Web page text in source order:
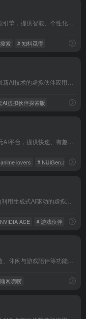
索 # 知料觅得
AI虚拟伙伴探索版
lovers # NiJiGen.ai # 妮
ACE # 游戏伙伴
网唠唠